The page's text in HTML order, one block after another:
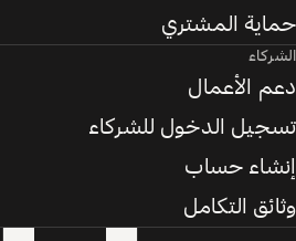
حماية المشتري
الشركاء
دعم الأعمال
تسجيل الدخول للشركاء
إنشاء حساب
وثائق التكامل